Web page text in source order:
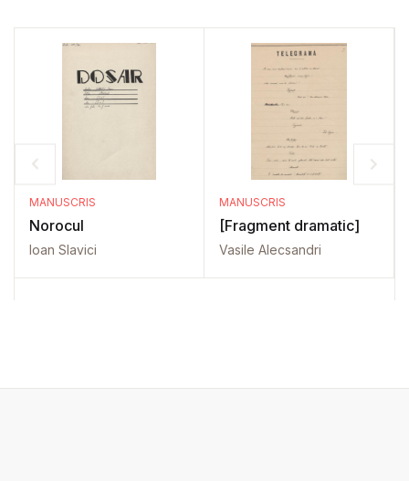
MANUSCRIS
Norocul
Ioan Slavici
MANUSCRIS
[Fragment dramatic]
Vasile Alecsandri